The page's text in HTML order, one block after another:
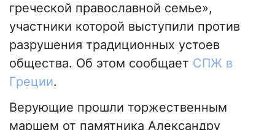
греческой православной семье»,
участники которой выступили против
разрушения традиционных устоев
общества. Об этом сообщает СПЖ в
Греции.
Верующие прошли торжественным
маршем от памятника Александру